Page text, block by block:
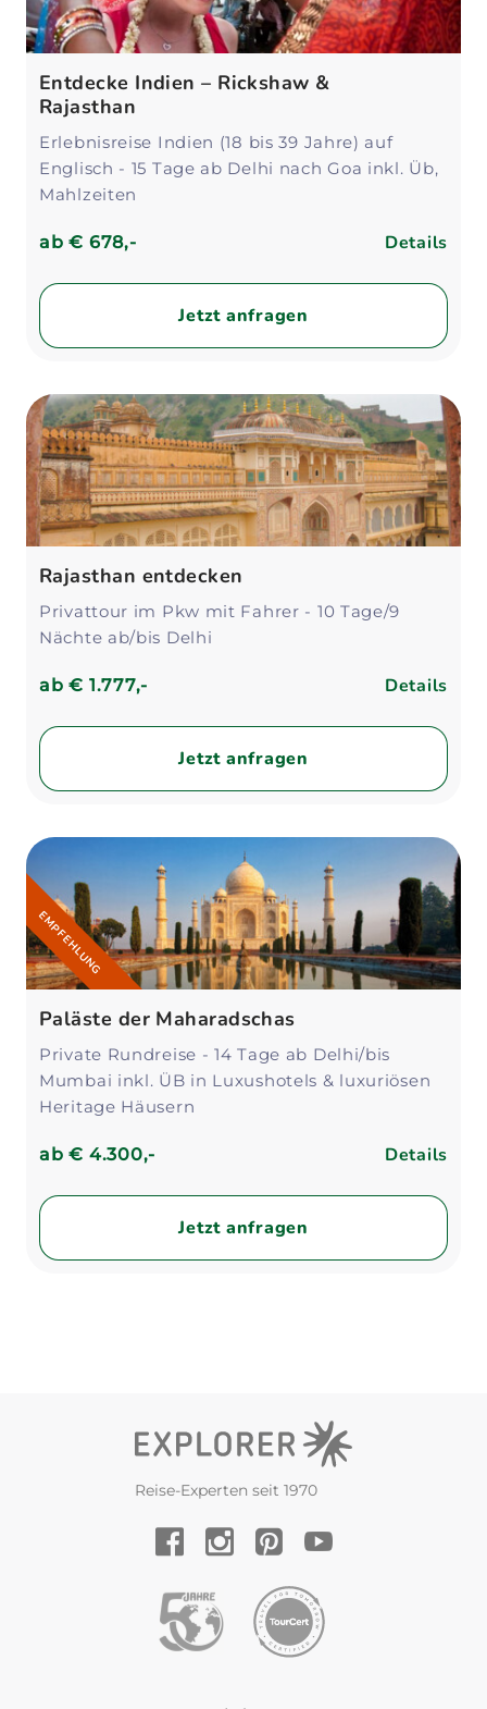
Entdecke Indien – Rickshaw &
Rajasthan
Erlebnisreise Indien (18 bis 39 Jahre) auf
Englisch - 15 Tage ab Delhi nach Goa inkl. Üb,
Mahlzeiten
ab€ 678,- Details
Jetzt anfragen
Rajasthan entdecken
Privattour im Pkw mit Fahrer - 10 Tage/9
Nächte ab/bis Delhi
ab€ 1.777,- Details
Jetzt anfragen
EMPFEHLUNG
Paläste der Maharadschas
Private Rundreise - 14 Tage ab Delhi/bis
Mumbai inkl. ÜB in Luxushotels & luxuriösen
Heritage Häusern
ab€ 4.300,- Details
Jetzt anfragen
Reise-Experten seit 1970